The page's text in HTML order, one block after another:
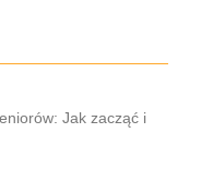
Jak zacząć i